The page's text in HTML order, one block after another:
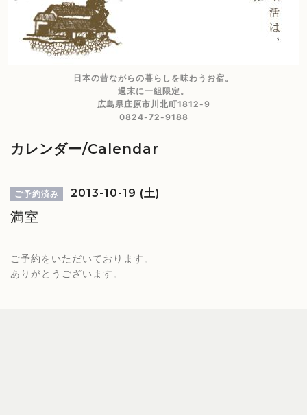
日本の昔ながらの暮らしを味わうお宿。
週末に一組限定。
広島県庄原市川北町1812-9
0824-72-9188
カレンダー/Calendar
ご予約済み 2013-10-19 (土)
満室
ご予約をいただいております。
ありがとうございます。